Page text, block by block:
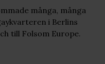
många, många
i Berlins
till Folsom Europe.